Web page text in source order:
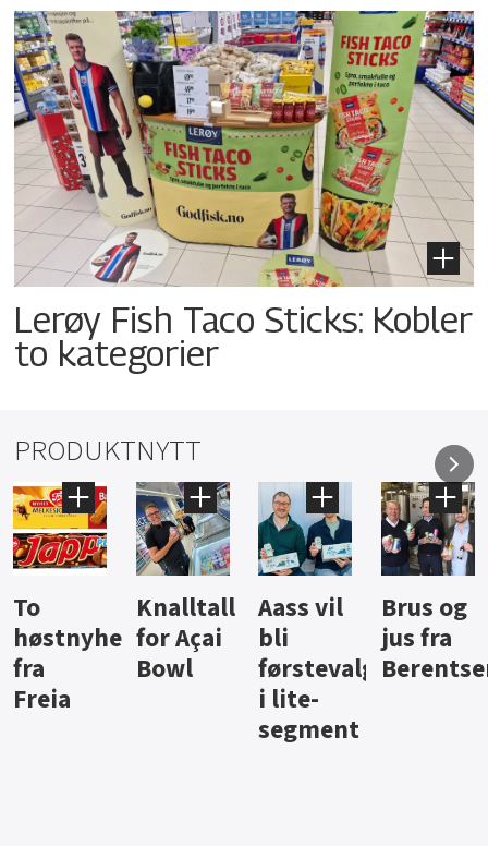
Lerøy Fish Taco Sticks: Kobler
to kategorier
PRODUKTNYTT
Knalltall
for Açai
Bowl
Aass vil
bli
førstevalg
Brus og
jus fra
Berentsen
Hard
iste fra
Hansa